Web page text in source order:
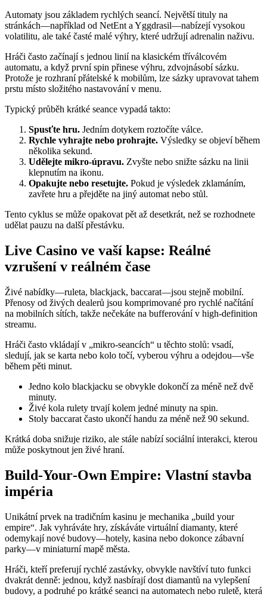
Automaty jsou základem rychlých seancí. Největší tituly na
stránkách—například od NetEnt a Yggdrasil—nabízejí vysokou
volatilitu, ale také časté malé výhry, které udržují adrenalin naživu.
Hráči často začínají s jednou linií na klasickém tříválcovém
automatu, a když první spin přinese výhru, zdvojnásobí sázku.
Protože je rozhraní přátelské k mobilům, lze sázky upravovat tahem
prstu místo složitého nastavování v menu.
Typický průběh krátké seance vypadá takto:
Spusťte hru. Jedním dotykem roztočíte válce.
Rychle vyhrajte nebo prohrajte. Výsledky se objeví během
několika sekund.
Udělejte mikro‑úpravu. Zvyšte nebo snižte sázku na linii
klepnutím na ikonu.
Opakujte nebo resetujte. Pokud je výsledek zklamáním,
zavřete hru a přejděte na jiný automat nebo stůl.
Tento cyklus se může opakovat pět až desetkrát, než se rozhodnete
udělat pauzu na další přestávku.
Live Casino ve vaší kapse: Reálné
vzrušení v reálném čase
Živé nabídky—ruleta, blackjack, baccarat—jsou stejně mobilní.
Přenosy od živých dealerů jsou komprimované pro rychlé načítání
na mobilních sítích, takže nečekáte na bufferování v high‑definition
streamu.
Hráči často vkládají v „mikro‑seancích“ u těchto stolů: vsadí,
sledují, jak se karta nebo kolo točí, vyberou výhru a odejdou—vše
během pěti minut.
Jedno kolo blackjacku se obvykle dokončí za méně než dvě
minuty.
Živé kola rulety trvají kolem jedné minuty na spin.
Stoly baccarat často ukončí handu za méně než 90 sekund.
Krátká doba snižuje riziko, ale stále nabízí sociální interakci, kterou
může poskytnout jen živé hraní.
Build‑Your‑Own Empire: Vlastní stavba
impéria
Unikátní prvek na tradičním kasinu je mechanika „build your
empire“. Jak vyhráváte hry, získáváte virtuální diamanty, které
odemykají nové budovy—hotely, kasina nebo dokonce zábavní
parky—v miniaturní mapě města.
Hráči, kteří preferují rychlé zastávky, obvykle navštíví tuto funkci
dvakrát denně: jednou, když nasbírají dost diamantů na vylepšení
budovy, a podruhé po krátké seanci na automatech nebo ruletě, která